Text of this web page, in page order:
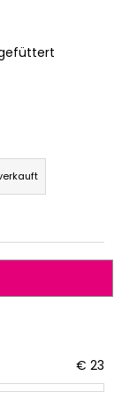
€ 23